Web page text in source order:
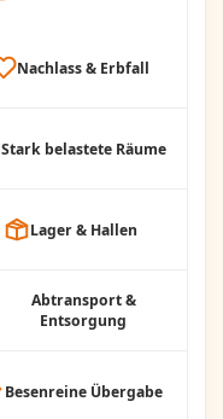
Nachlass & Erbfall
Stark belastete Räume
Lager & Hallen
Abtransport &
Entsorgung
Besenreine Übergabe